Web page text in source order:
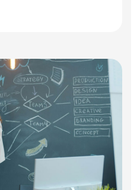
で若者の抗議運動が教育相
ら、組織に潜む「声なき